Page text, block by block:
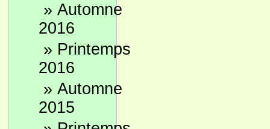
» Automne
2016
» Printemps
2016
» Automne
2015